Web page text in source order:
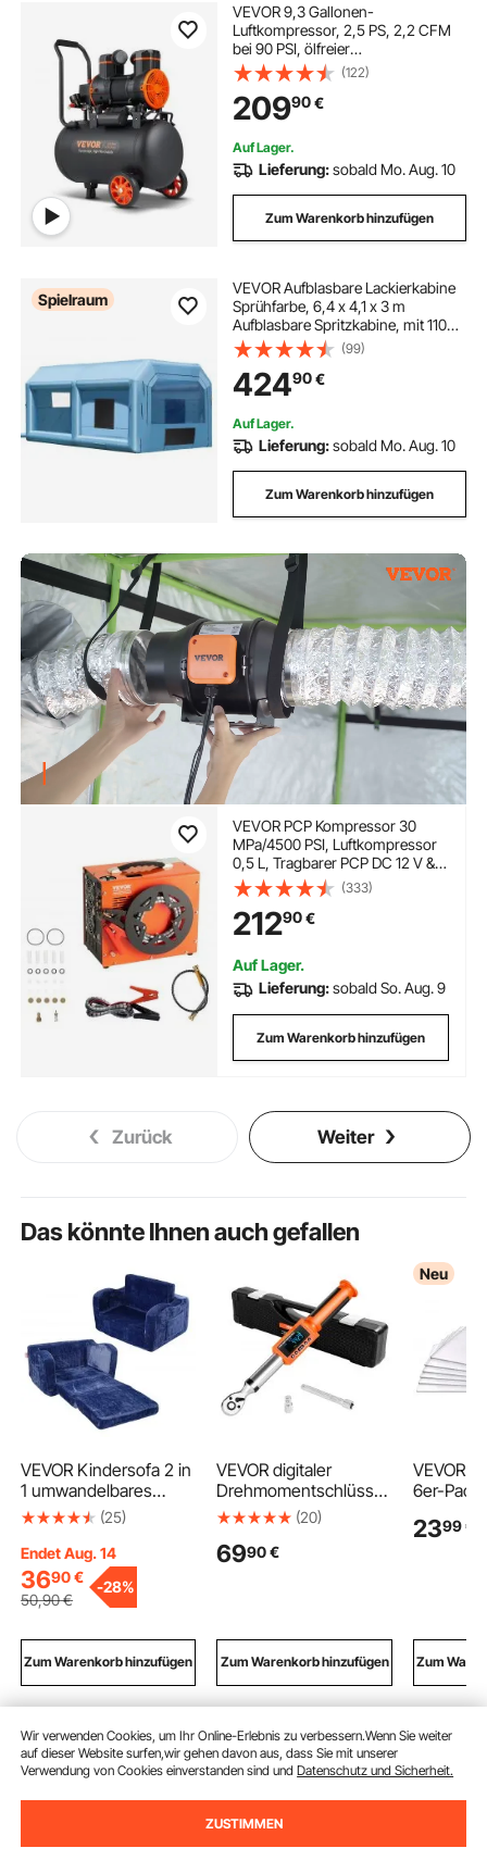
VEVOR 9,3 Gallonen-
Luftkompressor, 2,5 PS, 2,2 CFM
bei 90 PSI, ölfreier
Luftkompressortank und max. 116
PSI Druck, 70 dB ultraleiser
Kompressor für Autoreparatur,
Reifenbefüllen, Spritzlackieren,
Nageln von Holzarbeiten
(122)
20990€
Auf Lager.
Lieferung:sobald Mo. Aug. 10
Zum Warenkorb hinzufügen
Spielraum
VEVOR Aufblasbare Lackierkabine
Sprühfarbe, 6,4 x 4,1 x 3 m
Aufblasbare Spritzkabine, mit 1100
W leistungsstarkem Gebläse &
Luftfiltersystem, Tragbare
Autolackierkabine für Mittelgroße
Fahrzeuge
(99)
42490€
Auf Lager.
Lieferung:sobald Mo. Aug. 10
Zum Warenkorb hinzufügen
VEVOR PCP Kompressor 30
MPa/4500 PSI, Luftkompressor
0,5 L, Tragbarer PCP DC 12 V &
AC 230 V Kompressor, 25min
Einschaltdauer Luftpump, 600-
W-Hochleistungskonverter
Hochdruckpumpe Airgun
Gewehr
(333)
21290€
Auf Lager.
Lieferung:sobald So. Aug. 9
Zum Warenkorb hinzufügen
Zurück Weiter
Das könnte Ihnen auch gefallen
VEVOR Kindersofa 2 in
1 umwandelbares
Kindersofa zum
ausklappbarer
Kindersofa-Sessel,
Kleinkind
Armlehnenstuhl-Bett,
zusammenklappbares
Kinderspielsofa,
Kindercouch Blau 104
(25)
Endet Aug. 14
3690€
50,90€
-28%
Zum Warenkorb hinzufügen
VEVOR digitaler
Drehmomentschlüssel
Set mit 3/8 Zoll Antrieb
±2 % präziser
Wert & LED-
Benachrichtigung
(20)
6990 €
Zum Warenkorb hinzufügen
Neu
VEVOR
6er-
1885, für
&
2399€
Zum
Empfohlene Suchabfragen
Wir verwenden Cookies, um Ihr Online-Erlebnis zu verbessern.Wenn Sie weiter
auf dieser Website surfen,wir gehen davon aus, dass Sie mit unserer
Verwendung von Cookies einverstanden sind undDatenschutz und Sicherheit.
ZUSTIMMEN